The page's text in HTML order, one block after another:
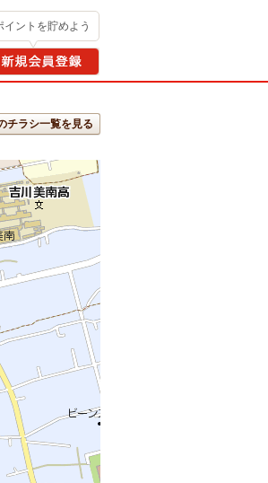
ントを貯めよう
チラシ一覧を見る